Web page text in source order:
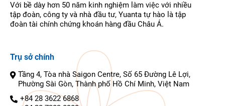
Với bề dày hơn 50 năm kinh nghiệm làm việc với nhiều
tập đoàn, công ty và nhà đầu tư, Yuanta tự hào là tập
đoàn tài chính chứng khoán hàng đầu Châu Á.
Trụ sở chính
Tầng 4, Tòa nhà Saigon Centre, Số 65 Đường Lê Lợi,
Phường Sài Gòn, Thành phố Hồ Chí Minh, Việt Nam
+84 28 3622 6868